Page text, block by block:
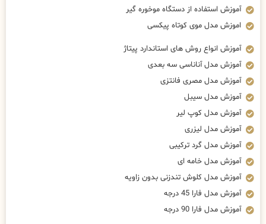
آموزش استفاده از دستگاه موخوره گیر
اموزش مدل موی کوتاه پیکسی
آموزش انواع روش های استاندارد پیتاژ
آموزش مدل آناناسی سه بعدی
آموزش مدل مصری فانتزی
آموزش مدل سیبل
آموزش مدل کوپ لیر
آموزش مدل لیزری
آموزش مدل گرد ترکیبی
آموزش مدل خامه ای
آموزش مدل کلوش تندزنی بدون زاویه
آموزش مدل فارا 45 درجه
آموزش مدل فارا 90 درجه